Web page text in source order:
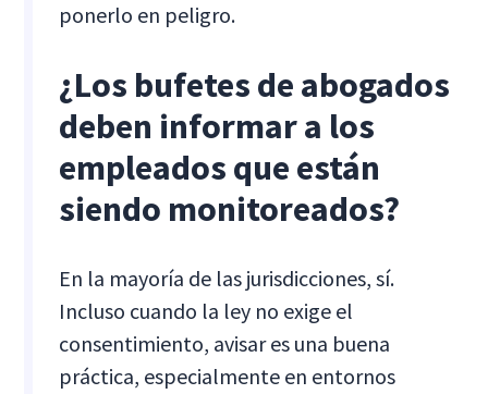
ponerlo en peligro.
¿Los bufetes de abogados
deben informar a los
empleados que están
siendo monitoreados?
En la mayoría de las jurisdicciones, sí.
Incluso cuando la ley no exige el
consentimiento, avisar es una buena
práctica, especialmente en entornos